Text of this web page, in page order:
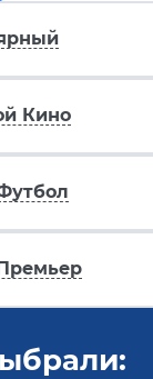
Кино